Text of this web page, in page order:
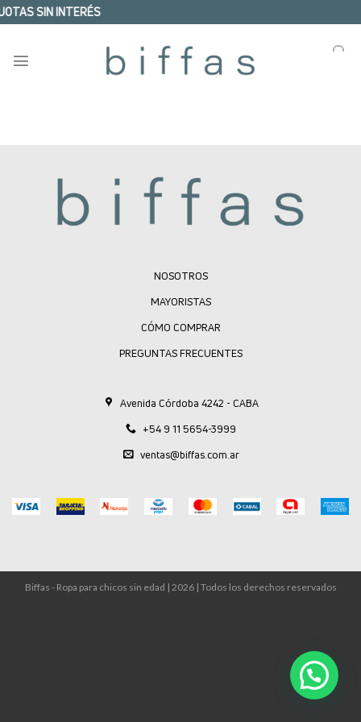
Skip
to
SIN INTERÉS
NOSOTROS
MAYORISTAS
CÓMO COMPRAR
PREGUNTAS FRECUENTES
Avenida Córdoba 4242 - CABA
+54 9 11 5654-3999
ventas@biffas.com.ar
Biffas - Ropa para chicos sin edad | 2026 | Todos los derechos reservados